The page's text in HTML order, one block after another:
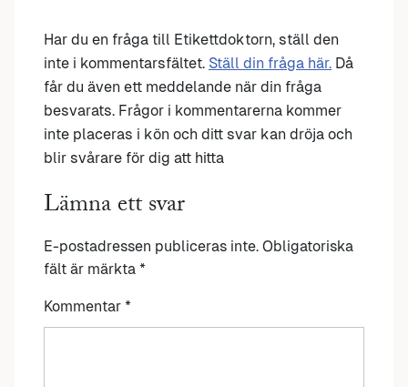
Har du en fråga till Etikettdoktorn, ställ den
inte i kommentarsfältet. Ställ din fråga här. Då
får du även ett meddelande när din fråga
besvarats. Frågor i kommentarerna kommer
inte placeras i kön och ditt svar kan dröja och
blir svårare för dig att hitta
Lämna ett svar
E-postadressen publiceras inte. Obligatoriska
fält är märkta *
Kommentar *